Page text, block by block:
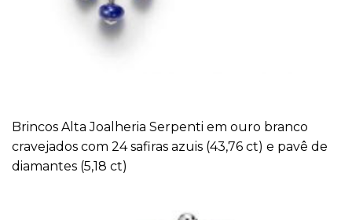
Brincos Alta Joalheria Serpenti em ouro branco
cravejados com 24 safiras azuis (43,76 ct) e pavê de
diamantes (5,18 ct)